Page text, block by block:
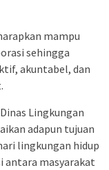
mampu
sehingga
akuntabel, dan
Lingkungan
adapun tujuan
lingkungan hidup
antara masyarakat